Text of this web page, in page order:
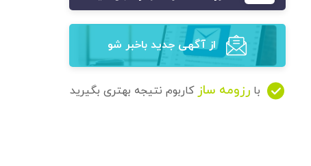
از آگهی‌ جدید باخبر شو
با رزومه ساز کاربوم نتیجه بهتری بگیرید